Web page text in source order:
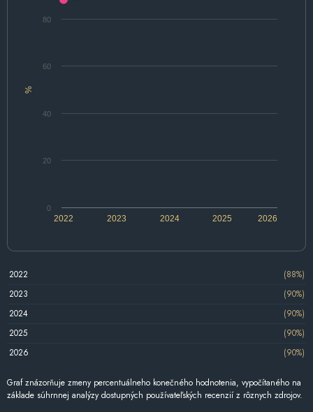
%
2022 2024 2026
2023 2025
0
20
40
60
80
2022
(88%)
2023
(90%)
2024
(90%)
2025
(90%)
2026
(90%)
Graf znázorňuje zmeny percentuálneho konečného hodnotenia, vypočítaného na
základe súhrnnej analýzy dostupných používateľských recenzií z rôznych zdrojov.